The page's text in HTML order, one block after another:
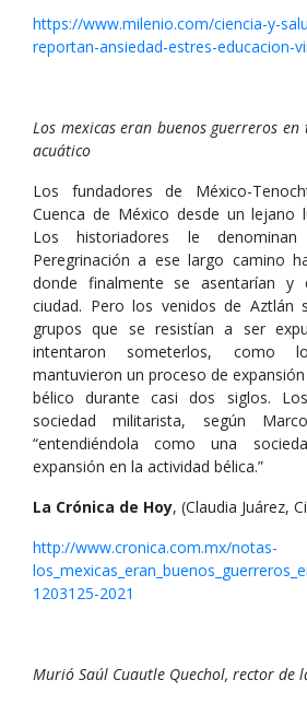
https://www.milenio.com/ciencia-y-
reportan-ansiedad-estres-educacion-
Los mexicas eran buenos guerreros
acuático
Los fundadores de México-
Cuenca de México desde un lejano
Los historiadores le
Peregrinación a ese largo camino
donde finalmente se asentarían y
ciudad. Pero los venidos de Aztlán
grupos que se resistían a ser
intentaron someterlos, como
mantuvieron un proceso de
bélico durante casi dos siglos.
sociedad militarista, según
“entendiéndola como una
expansión en la actividad bélica.”
La Crónica de Hoy, (Claudia Juárez,
http://www.cronica.com.mx/notas-
1203125-2021
Murió Saúl Cuautle Quechol, rector de